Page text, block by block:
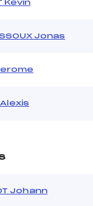
Kevin
Jonas
Alexis
Johann